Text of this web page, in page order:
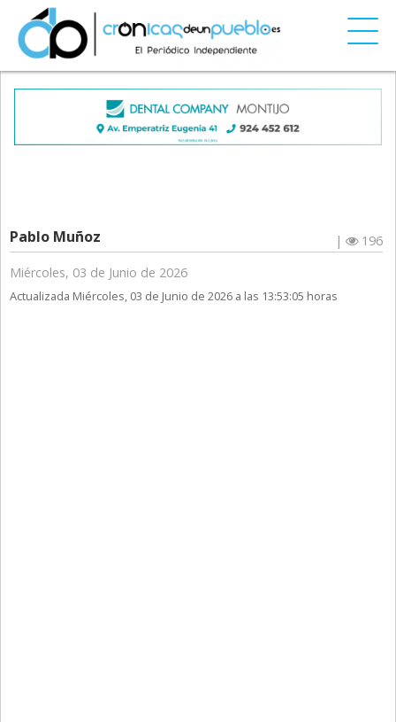
Pablo Muñoz |
196
Miércoles, 03 de Junio de 2026
Actualizada Miércoles, 03 de Junio de 2026 a las 13:53:05 horas